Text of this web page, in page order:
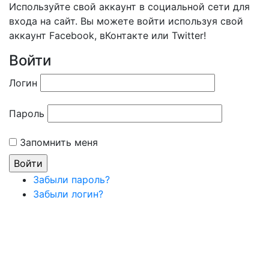
Используйте свой аккаунт в социальной сети для
входа на сайт. Вы можете войти используя свой
аккаунт Facebook, вКонтакте или Twitter!
Войти
Логин
Пароль
Запомнить меня
Забыли пароль?
Забыли логин?